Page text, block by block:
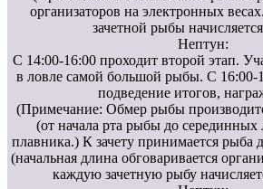
организаторов на электронных
зачетной рыбы
Нептун:
С 14:00-16:00 проходит второй этап.
в ловле самой большой рыбы. С
подведение итогов,
(Примечание: Обмер рыбы
(от начала рта рыбы до серединных
плавника.) К зачету принимается
(начальная длина обговаривается
каждую зачетную рыбу